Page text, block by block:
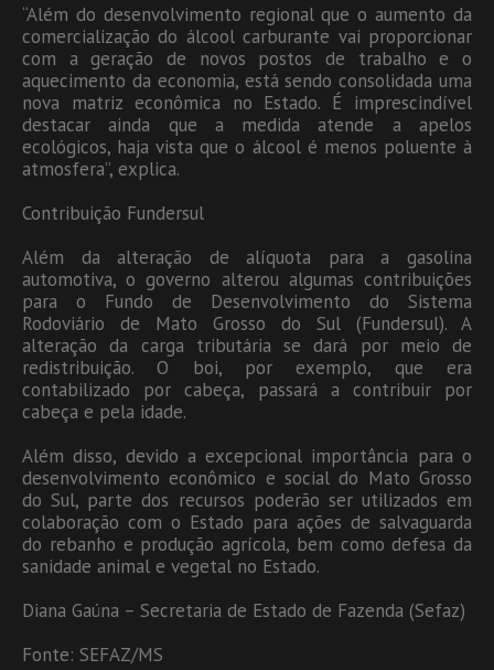
“Além do desenvolvimento regional que o aumento da
comercialização do álcool carburante vai proporcionar
com a geração de novos postos de trabalho e o
aquecimento da economia, está sendo consolidada uma
nova matriz econômica no Estado. É imprescindível
destacar ainda que a medida atende a apelos
ecológicos, haja vista que o álcool é menos poluente à
atmosfera”, explica.
Contribuição Fundersul
Além da alteração de alíquota para a gasolina
automotiva, o governo alterou algumas contribuições
para o Fundo de Desenvolvimento do Sistema
Rodoviário de Mato Grosso do Sul (Fundersul). A
alteração da carga tributária se dará por meio de
redistribuição. O boi, por exemplo, que era
contabilizado por cabeça, passará a contribuir por
cabeça e pela idade.
Além disso, devido a excepcional importância para o
desenvolvimento econômico e social do Mato Grosso
do Sul, parte dos recursos poderão ser utilizados em
colaboração com o Estado para ações de salvaguarda
do rebanho e produção agrícola, bem como defesa da
sanidade animal e vegetal no Estado.
Diana Gaúna – Secretaria de Estado de Fazenda (Sefaz)
Fonte: SEFAZ/MS